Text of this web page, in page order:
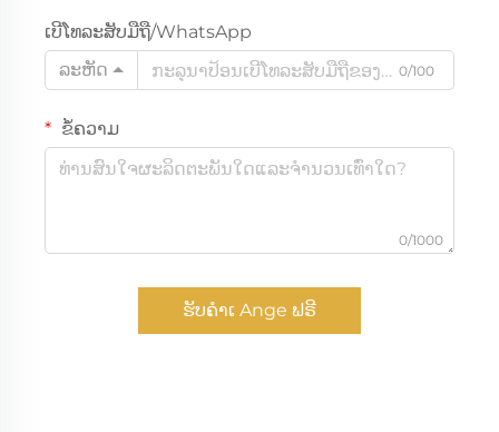
ເບີໂທລະສັບມືຖື/WhatsApp
ລະຫັດ
0/100
ຂໍ້ຄວາມ
0/1000
ຮັບຄຳເ Ange ຟຣີ